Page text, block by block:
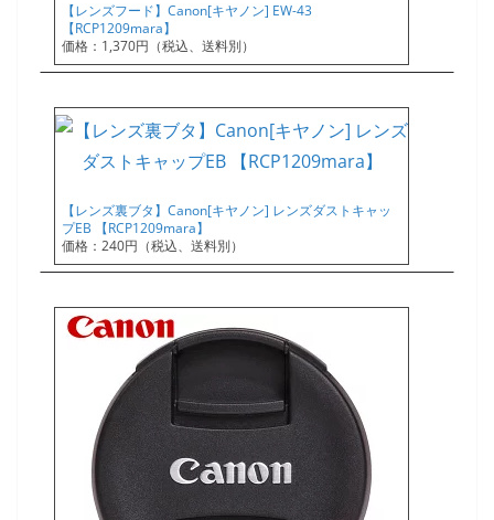
【レンズフード】Canon[キヤノン] EW-43
【RCP1209mara】
価格：1,370円（税込、送料別）
【レンズ裏ブタ】Canon[キヤノン] レンズダストキャッ
プEB 【RCP1209mara】
価格：240円（税込、送料別）